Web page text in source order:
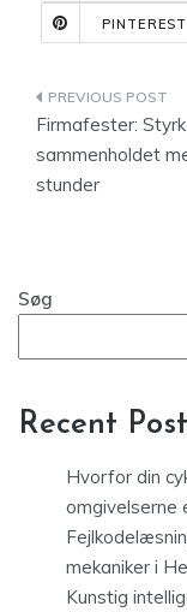
PINTEREST
Firmafester: Styrk
sammenholdet
stunder
Søg
Recent
Hvorfor din
omgivelserne
mekaniker i
Kunstig